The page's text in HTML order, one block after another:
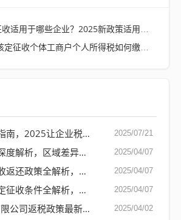
用于哪些企业？2025新政策适用情况、行业！
征收个体工商户个人所得税如何缴纳？
税务筹划避坑指南，2025让企业税负直降40%的7个妙招 2025/07/21
园区返税政策深度解析，区域差异、政策红利与企业战略选择 2025/04/07
北京经开区税收返还政策全解析，企业如何把握区域红利，享受超10%税收优惠？ 2025/04/07
个体工商户核定征收条件全解析，政策要点与实务操作指南 2025/04/07
2025建筑业有限公司返税政策最新规定！ 2025/04/02